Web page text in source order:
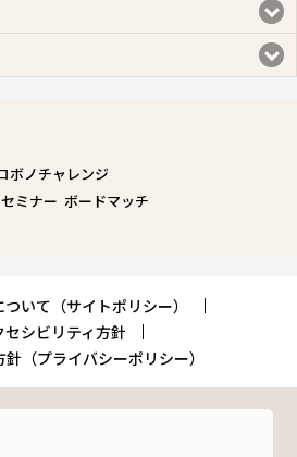
ボノチャレンジ
セミナー ボードマッチ
いて（サイトポリシー）
セシビリティ方針
（プライバシーポリシー）